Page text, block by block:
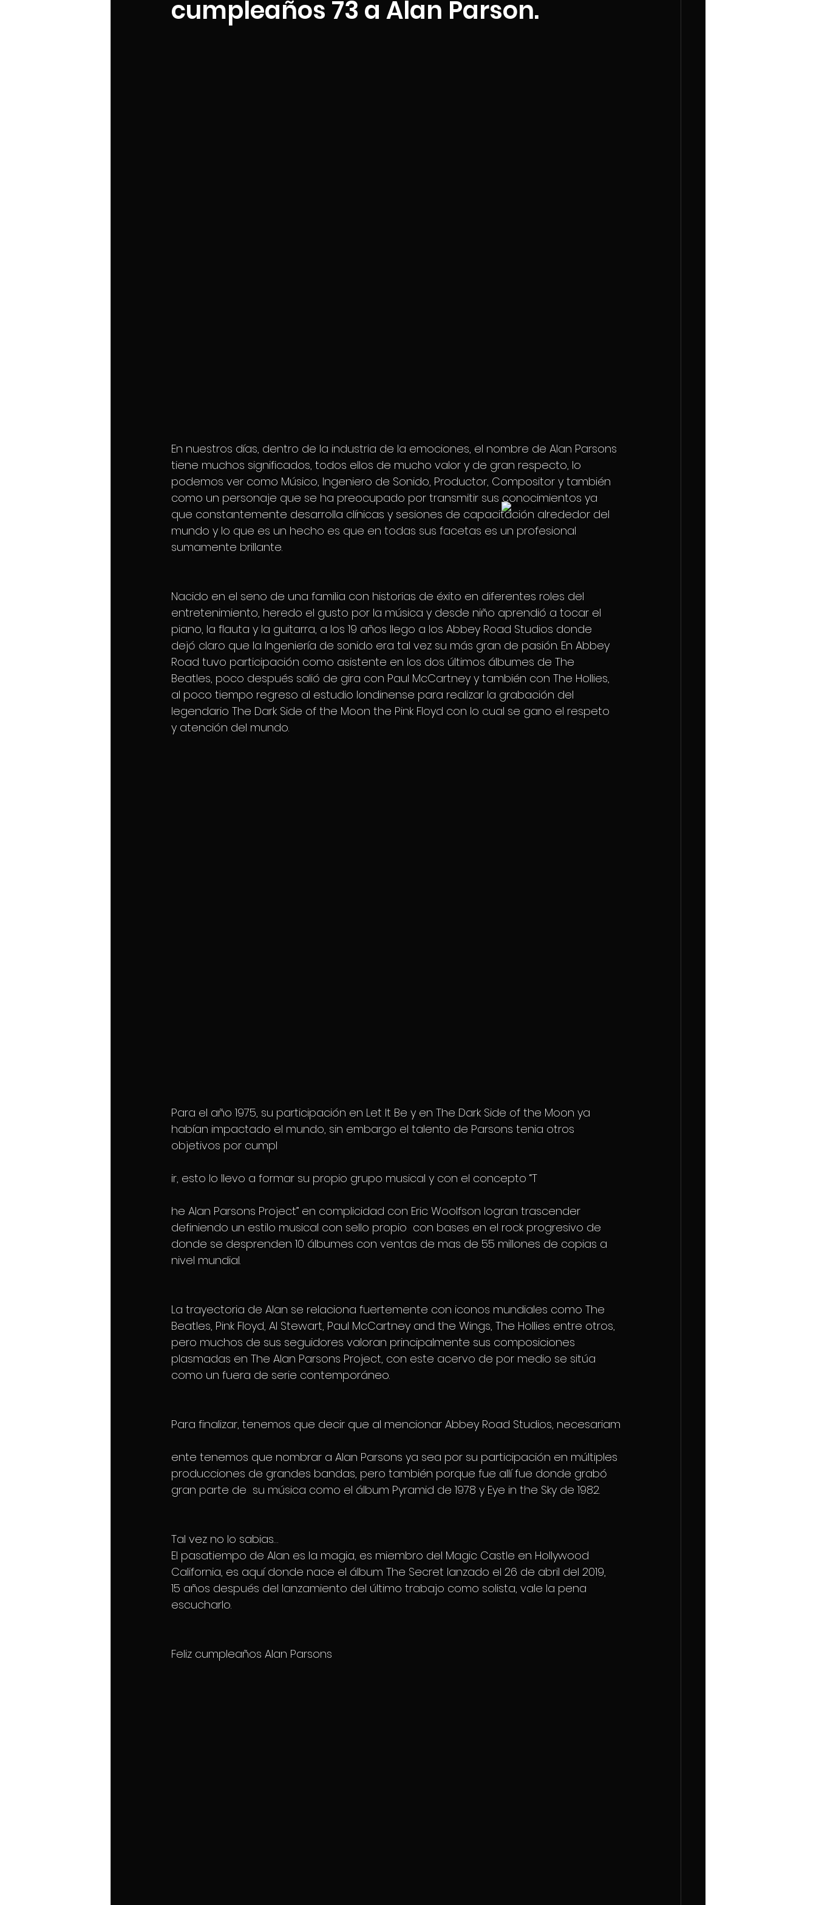
cumpleaños 73 a Alan Parson.
En nuestros días, dentro de la industria de la emociones, el nombre de Alan Parsons
tiene muchos significados, todos ellos de mucho valor y de gran respecto, lo
podemos ver como Músico, Ingeniero de Sonido, Productor, Compositor y también
como un personaje que se ha preocupado por transmitir sus conocimientos ya
que constantemente desarrolla clínicas y sesiones de capacitación alrededor del
mundo y lo que es un hecho es que en todas sus facetas es un profesional
sumamente brillante.
Nacido en el seno de una familia con historias de éxito en diferentes roles del
entretenimiento, heredo el gusto por la música y desde niño aprendió a tocar el
piano, la flauta y la guitarra, a los 19 años llego a los Abbey Road Studios donde
dejó claro que la Ingeniería de sonido era tal vez su más gran de pasión. En Abbey
Road tuvo participación como asistente en los dos últimos álbumes de The
Beatles, poco después salió de gira con Paul McCartney y también con The Hollies,
al poco tiempo regreso al estudio londinense para realizar la grabación del
legendario The Dark Side of the Moon the Pink Floyd con lo cual se gano el respeto
y atención del mundo.
Para el año 1975, su participación en Let It Be y en The Dark Side of the Moon ya
habían impactado el mundo, sin embargo el talento de Parsons tenia otros
objetivos por cumpl
ir, esto lo llevo a formar su propio grupo musical y con el concepto “T
he Alan Parsons Project” en complicidad con Eric Woolfson logran trascender
definiendo un estilo musical con sello propio  con bases en el rock progresivo de
donde se desprenden 10 álbumes con ventas de mas de 55 millones de copias a
nivel mundial.
La trayectoria de Alan se relaciona fuertemente con iconos mundiales como The
Beatles, Pink Floyd, Al Stewart, Paul McCartney and the Wings, The Hollies entre otros,
pero muchos de sus seguidores valoran principalmente sus composiciones
plasmadas en The Alan Parsons Project, con este acervo de por medio se sitúa
como un fuera de serie contemporáneo.
Para finalizar, tenemos que decir que al mencionar Abbey Road Studios, necesariam
ente tenemos que nombrar a Alan Parsons ya sea por su participación en múltiples
producciones de grandes bandas, pero también porque fue allí fue donde grabó
gran parte de  su música como el álbum Pyramid de 1978 y Eye in the Sky de 1982.
Tal vez no lo sabias…
El pasatiempo de Alan es la magia, es miembro del Magic Castle en Hollywood
California, es aquí donde nace el álbum The Secret lanzado el 26 de abril del 2019,
15 años después del lanzamiento del último trabajo como solista, vale la pena
escucharlo.
Feliz cumpleaños Alan Parsons